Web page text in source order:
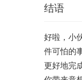
结语
好啦，小
件可怕的
更好地完